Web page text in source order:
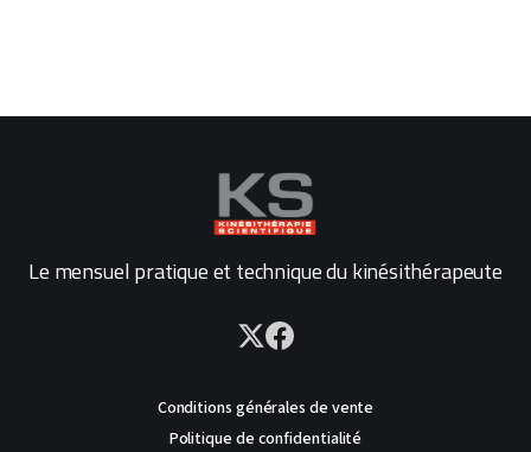
Le mensuel pratique et technique du kinésithérapeute
Conditions générales de vente
Politique de confidentialité